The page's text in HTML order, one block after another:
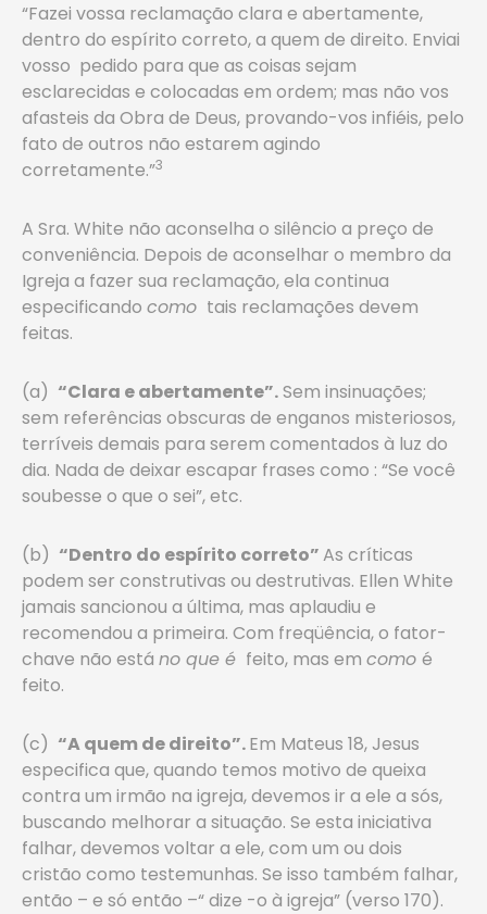
“Fazei vossa reclamação clara e abertamente,
dentro do espírito correto, a quem de direito. Enviai
vosso pedido para que as coisas sejam
esclarecidas e colocadas em ordem; mas não vos
afasteis da Obra de Deus, provando-vos infiéis, pelo
fato de outros não estarem agindo
corretamente.”3
A Sra. White não aconselha o silêncio a preço de
conveniência. Depois de aconselhar o membro da
Igreja a fazer sua reclamação, ela continua
especificando como tais reclamações devem
feitas.
(a) “Clara e abertamente”.Sem insinuações;
sem referências obscuras de enganos misteriosos,
terríveis demais para serem comentados à luz do
dia. Nada de deixar escapar frases como : “Se você
soubesse o que o sei”, etc.
(b) “Dentro do espírito correto”As críticas
podem ser construtivas ou destrutivas. Ellen White
jamais sancionou a última, mas aplaudiu e
recomendou a primeira. Com freqüência, o fator-
chave não está no que é feito, mas em como é
feito.
(c) “A quem de direito”.Em Mateus 18, Jesus
especifica que, quando temos motivo de queixa
contra um irmão na igreja, devemos ir a ele a sós,
buscando melhorar a situação. Se esta iniciativa
falhar, devemos voltar a ele, com um ou dois
cristão como testemunhas. Se isso também falhar,
então – e só então –“ dize -o à igreja” (verso 170).